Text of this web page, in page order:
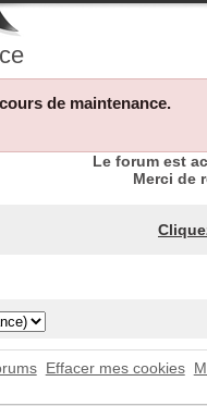
de maintenance.
Le forum est
Merci de
Effacer mes cookies